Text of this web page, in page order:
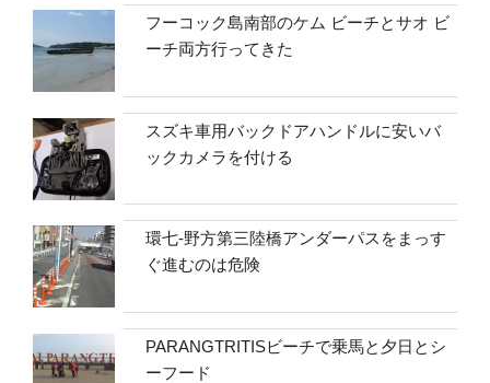
フーコック島南部のケム ビーチとサオ ビ
ーチ両方行ってきた
スズキ車用バックドアハンドルに安いバ
ックカメラを付ける
環七-野方第三陸橋アンダーパスをまっす
ぐ進むのは危険
PARANGTRITISビーチで乗馬と夕日とシ
ーフード